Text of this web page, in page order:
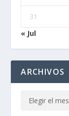
31
« Jul
ARCHIVOS